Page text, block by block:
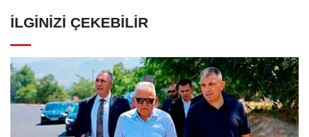
İLGINIZI ÇEKEBILIR